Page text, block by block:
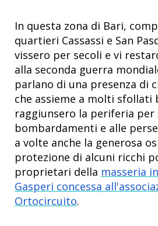
In questa zona di Bari,
quartieri Cassassi e San
vissero per secoli e vi
alla seconda guerra
parlano di una presenza di
che assieme a molti sfollati
raggiunsero la periferia per
bombardamenti e alle
a volte anche la generosa
protezione di alcuni ricchi
proprietari della masseria
Gasperi concessa
Ortocircuito.